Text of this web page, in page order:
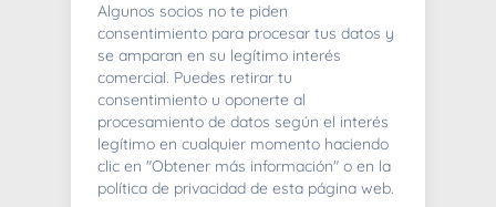
404
Whoops! Lo sentimos mucho.
Algunos socios no te piden
consentimiento para procesar tus datos y
se amparan en su legítimo interés
comercial. Puedes retirar tu
consentimiento u oponerte al
procesamiento de datos según el interés
legítimo en cualquier momento haciendo
clic en "Obtener más información" o en la
política de privacidad de esta página web.